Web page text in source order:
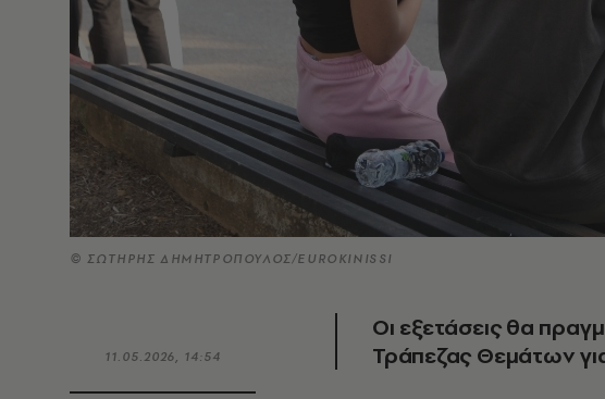
© ΣΩΤΗΡΗΣ ΔΗΜΗΤΡΟΠΟΥΛΟΣ/EUROKINISSI
11.05.2026, 14:54
Οι εξετάσεις θα
Τράπεζας Θεμάτων